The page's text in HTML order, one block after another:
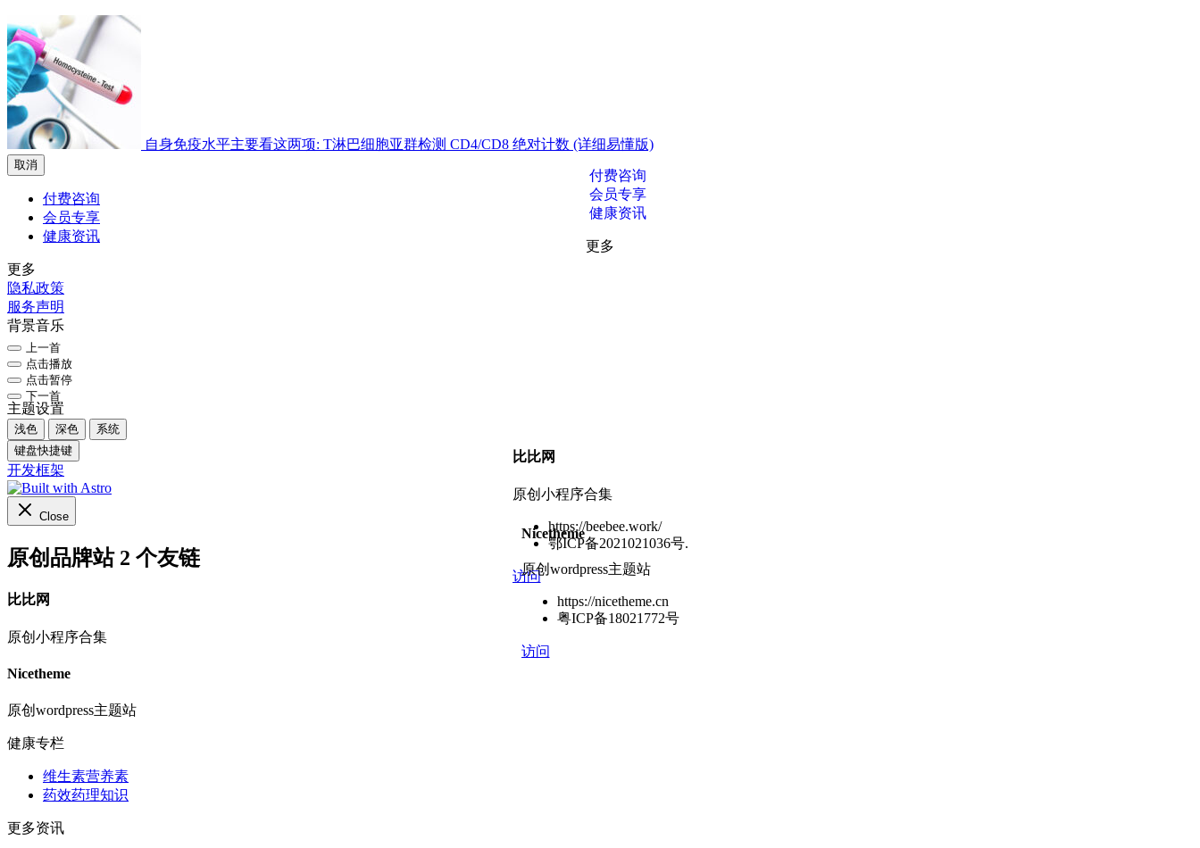
自身免疫水平主要看这两项: T淋巴细胞亚群检测 CD4/CD8 绝对计数 (详细易懂版)
取消
付费咨询
付费咨询
会员专享
会员专享
健康资讯
健康资讯
更多
更多
隐私政策
服务声明
背景音乐
上一首
点击播放
点击暂停
下一首
主题设置
浅色 深色
系统
键盘快捷键
开发框架
Close
原创品牌站 2 个友链
比比网
原创小程序合集
比比网
原创小程序合集
https://beebee.work/
鄂ICP备2021021036号.
访问
Nicetheme
原创wordpress主题站
Nicetheme
原创wordpress主题站
https://nicetheme.cn
粤ICP备18021772号
访问
健康专栏
维生素营养素
药效药理知识
更多资讯